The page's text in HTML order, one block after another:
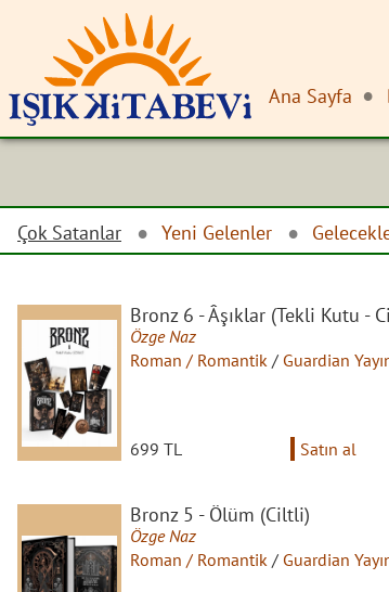
Ana Sayfa
Çok Satanlar Yeni Gelenler
Bronz 6 - Âşıklar (Tekli Kutu -
Özge Naz
Roman / Romantik / Guardian
699 TL Satın al
Bronz 5 - Ölüm (Ciltli)
Özge Naz
Roman / Romantik / Guardian